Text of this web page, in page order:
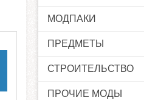
МОДПАКИ
ПРЕДМЕТЫ
СТРОИТЕЛЬСТВО
ПРОЧИЕ МОДЫ